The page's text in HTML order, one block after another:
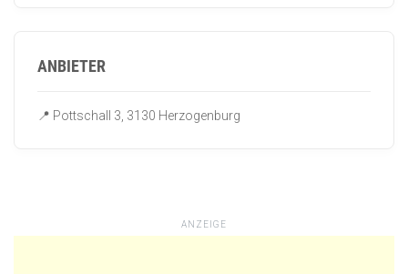
ANBIETER
📍 Pottschall 3, 3130 Herzogenburg
ANZEIGE